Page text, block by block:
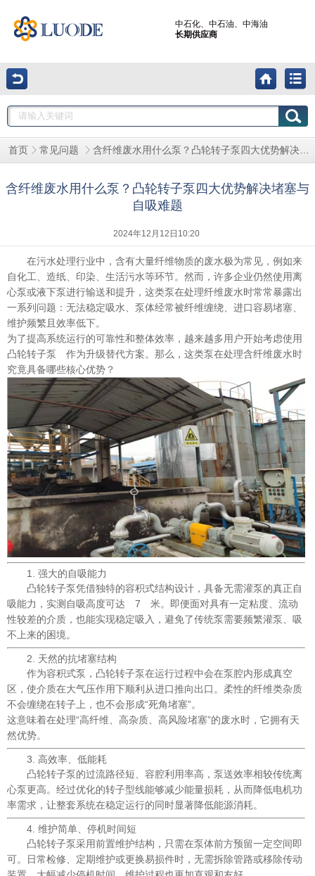
中石化、中石油、中海油
长期供应商
首页 常见问题 含纤维废水用什么泵？凸轮转子泵四大优势解决堵塞与自吸难题
含纤维废水用什么泵？凸轮转子泵四大优势解决堵塞与
自吸难题
2024年12月12日10:20
在污水处理行业中，含有大量纤维物质的废水极为常见，例如来
自化工、造纸、印染、生活污水等环节。然而，许多企业仍然使用离
心泵或液下泵进行输送和提升，这类泵在处理纤维废水时常常暴露出
一系列问题：无法稳定吸水、泵体经常被纤维缠绕、进口容易堵塞、
维护频繁且效率低下。
为了提高系统运行的可靠性和整体效率，越来越多用户开始考虑使用
凸轮转子泵 作为升级替代方案。那么，这类泵在处理含纤维废水时
究竟具备哪些核心优势？
1. 强大的自吸能力
凸轮转子泵凭借独特的容积式结构设计，具备无需灌泵的真正自
吸能力，实测自吸高度可达 7 米。即便面对具有一定粘度、流动
性较差的介质，也能实现稳定吸入，避免了传统泵需要频繁灌泵、吸
不上来的困境。
2. 天然的抗堵塞结构
作为容积式泵，凸轮转子泵在运行过程中会在泵腔内形成真空
区，使介质在大气压作用下顺利从进口推向出口。柔性的纤维类杂质
不会缠绕在转子上，也不会形成“死角堵塞”。
这意味着在处理“高纤维、高杂质、高风险堵塞”的废水时，它拥有天
然优势。
3. 高效率、低能耗
凸轮转子泵的过流路径短、容腔利用率高，泵送效率相较传统离
心泵更高。经过优化的转子型线能够减少能量损耗，从而降低电机功
率需求，让整套系统在稳定运行的同时显著降低能源消耗。
4. 维护简单、停机时间短
凸轮转子泵采用前置维护结构，只需在泵体前方预留一定空间即
可。日常检修、定期维护或更换易损件时，无需拆除管路或移除传动